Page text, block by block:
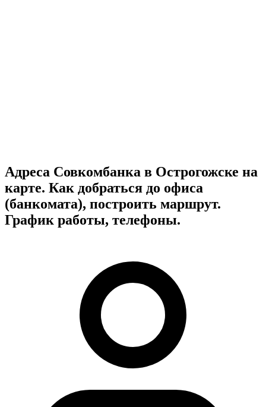
Адреса Совкомбанка в Острогожске на
карте. Как добраться до офиса
(банкомата), построить маршрут.
График работы, телефоны.